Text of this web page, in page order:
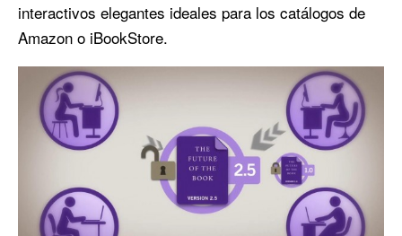
interactivos elegantes ideales para los catálogos de
Amazon o iBookStore.